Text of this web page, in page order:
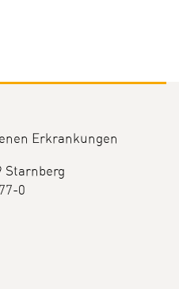
Erkrankungen
Starnberg
0